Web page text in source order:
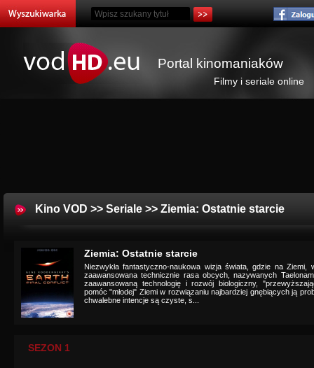
Portal kinomaniaków
Filmy i seriale online
Kino VOD >> Seriale >> Ziemia: Ostatnie starcie
Ziemia: Ostatnie starcie
Niezwykła fantastyczno-naukowa wizja świata, gdzie na Ziemi,
zaawansowana technicznie rasa obcych, nazywanych
zaawansowaną technologię i rozwój biologiczny,
pomóc "młodej" Ziemi w rozwiązaniu najbardziej gnębiących ją
chwalebne intencje są czyste, s...
SEZON 1